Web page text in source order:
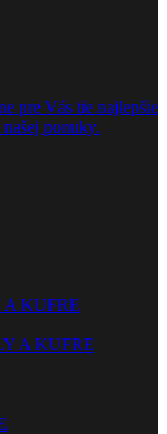
pre Vás tie najlepšie
ponuky.
KUFRE
A KUFRE